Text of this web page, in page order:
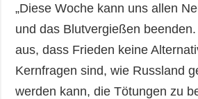
„Diese Woche kann uns allen
und das Blutvergießen
aus, dass Frieden keine
Kernfragen sind, wie Russland
werden kann, die Tötungen zu